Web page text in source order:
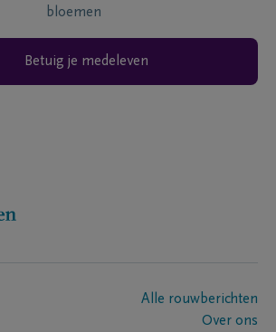
bloemen
Betuig je medeleven
Alle rouwberichten
Over ons